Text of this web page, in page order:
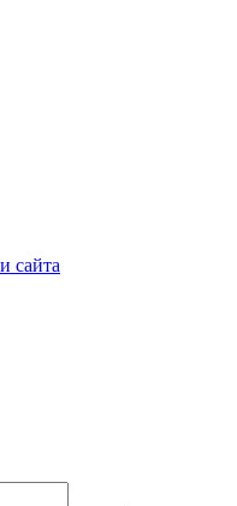
сайта